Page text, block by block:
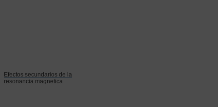
Efectos secundarios de la
resonancia magnetica